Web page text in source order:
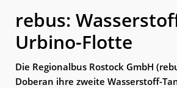
Personennahverkehr
rebus:
Urbino-Flotte
Die Regionalbus Rostock GmbH
Doberan ihre zweite Wasserstoff-